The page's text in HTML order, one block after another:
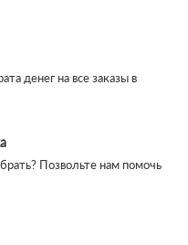
денег на все заказы в
Позвольте нам помочь